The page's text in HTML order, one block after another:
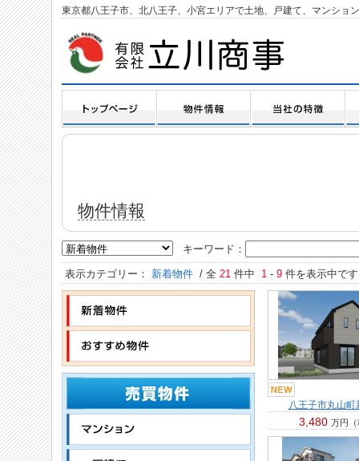
東京都八王子市、北八王子、小宮エリアで土地、戸建て、マンショ
物件情報
キーワード：
表示カテゴリー： 新着物件 / 全 21 件中 1 - 9 件を表示中で
八王子市丸山町
3,480 万円